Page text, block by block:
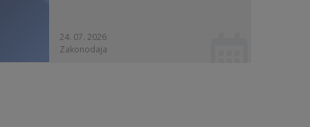
24. 07. 2026
Zakonodaja